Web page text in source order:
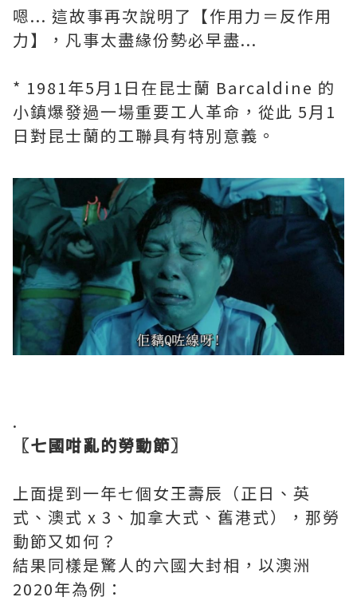
嗯... 這故事再次說明了【作用力＝反作用
力】，凡事太盡緣份勢必早盡...
* 1981年5月1日在昆士蘭 Barcaldine 的
小鎮爆發過一場重要工人革命，從此 5月1
日對昆士蘭的工聯具有特別意義。
.
〖七國咁亂的勞動節〗
上面提到一年七個女王壽辰（正日、英
式、澳式 x 3、加拿大式、舊港式），那勞
動節又如何？
結果同樣是驚人的六國大封相，以澳洲
2020年為例：